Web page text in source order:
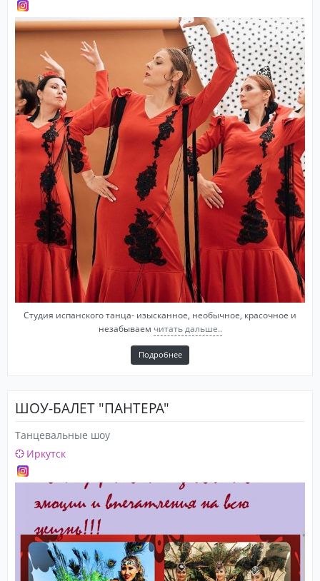
Студия испанского танца- изысканное, необычное, красочное и
незабываем читать дальше..
Подробнее
ШОУ-БАЛЕТ "ПАНТЕРА"
Танцевальные шоу
Иркутск